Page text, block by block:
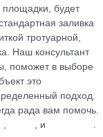
будет
заливка
тротуарной,
Наш консультант
поможет в выборе
это
подход.
рада вам помочь.
, и